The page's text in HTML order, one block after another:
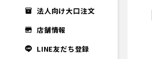
法人向け大口注文
店舗情報
LINE友だち登録